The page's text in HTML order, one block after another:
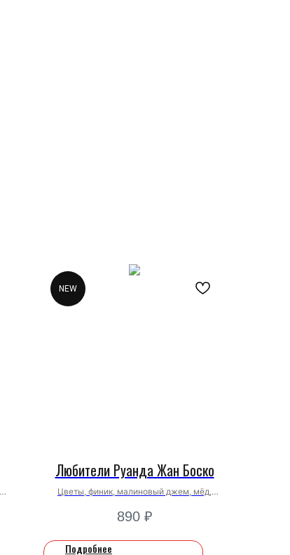
NEW
Любители Руанда Жан Боско
Цветы, финик, малиновый джем, мёд,
890 ₽
Подробнее